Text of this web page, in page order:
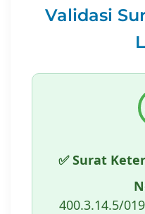
Validasi
✅ Surat
400.3.14.5/